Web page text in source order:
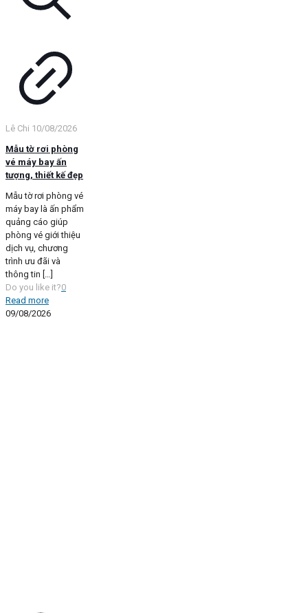
Lê Chi 10/08/2026
Mẫu tờ rơi phòng
vé máy bay ấn
tượng, thiết kế đẹp
Mẫu tờ rơi phòng vé
máy bay là ấn phẩm
quảng cáo giúp
phòng vé giới thiệu
dịch vụ, chương
trình ưu đãi và
thông tin […]
Do you like it?0
Read more
09/08/2026